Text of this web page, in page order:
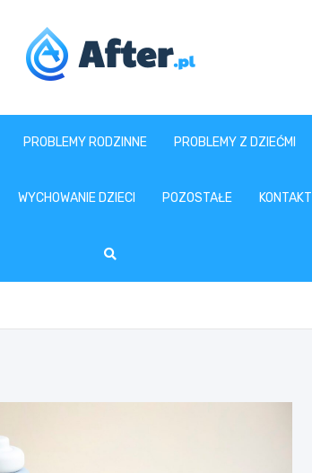
www.after.pl
PROBLEMY RODZINNE PROBLEMY Z DZIEĆMI
WYCHOWANIE DZIECI POZOSTAŁE KONTAKT